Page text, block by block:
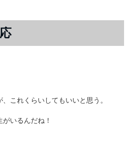
、これくらいしてもいいと思う。
がいるんだね！